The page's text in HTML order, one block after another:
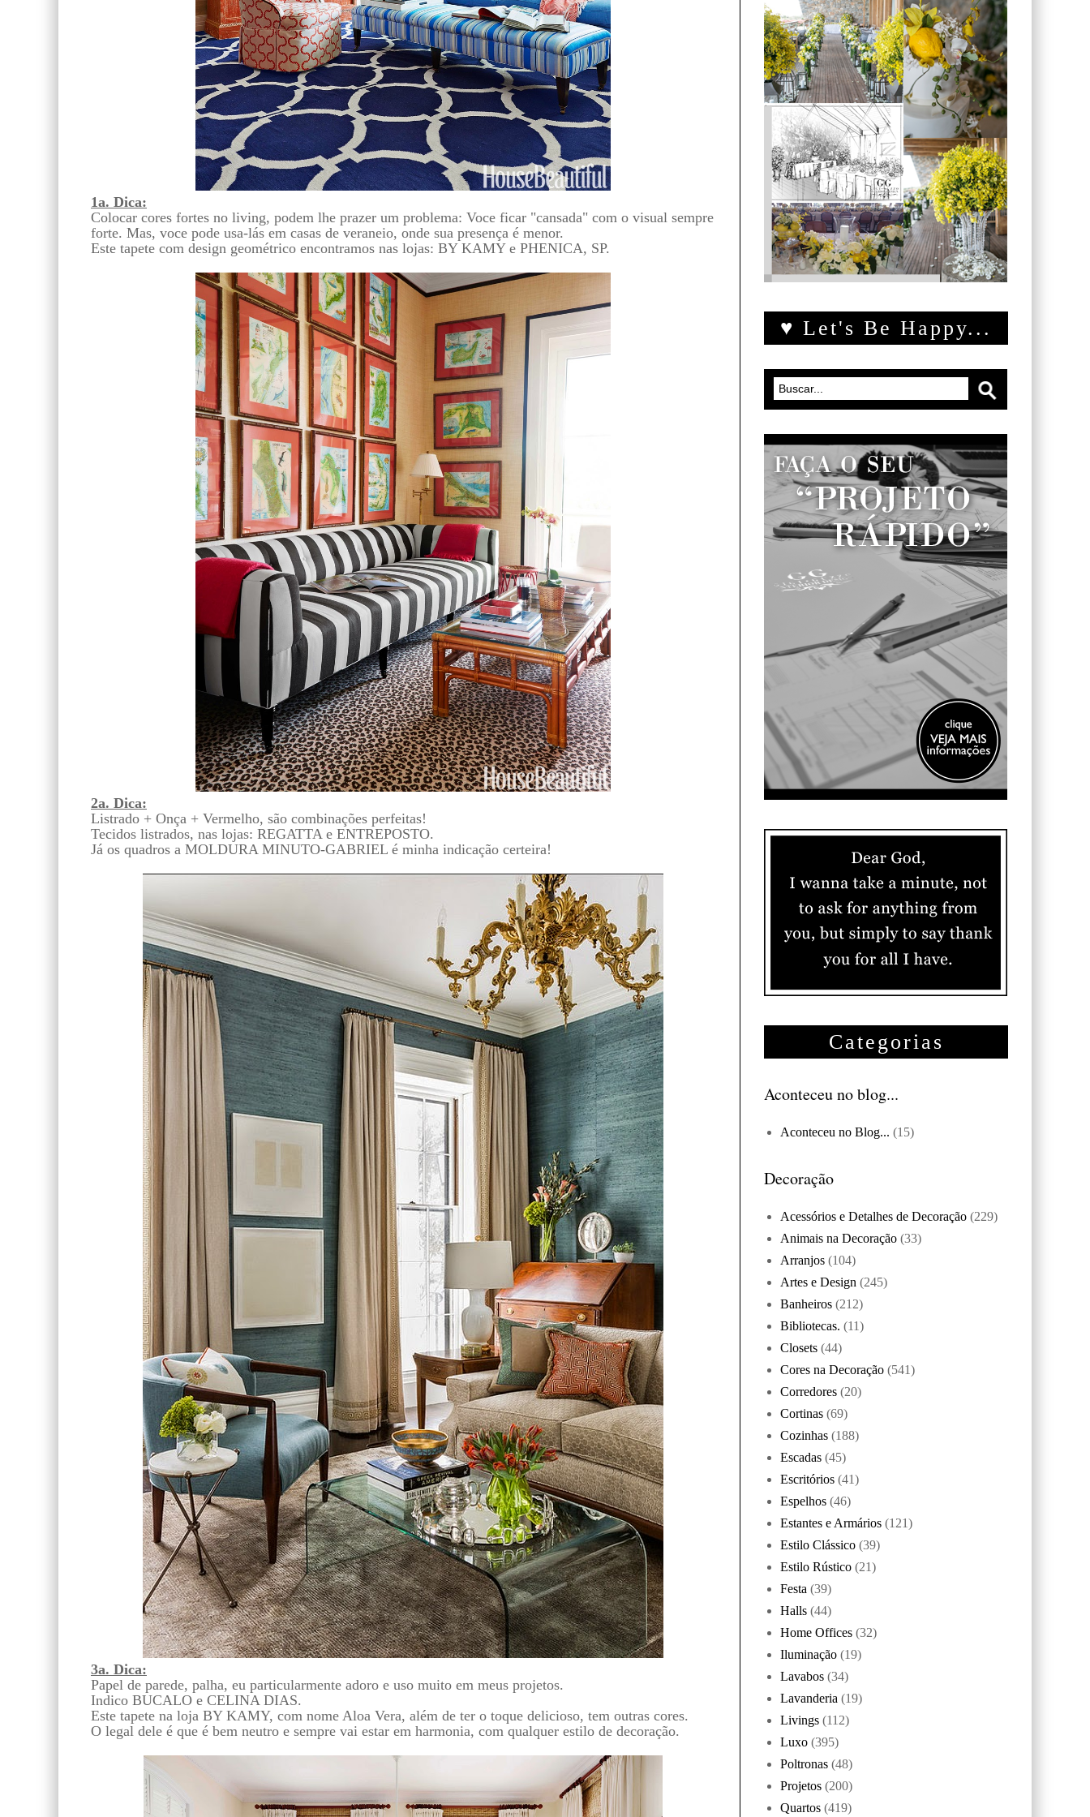
1a. Dica:
Colocar cores fortes no living, podem lhe prazer um problema: Voce ficar "cansada" com o visual sempre
forte. Mas, voce pode usa-lás em casas de veraneio, onde sua presença é menor.
Este tapete com design geométrico encontramos nas lojas: BY KAMY e PHENICA, SP.
2a. Dica:
Listrado + Onça + Vermelho, são combinações perfeitas!
Tecidos listrados, nas lojas: REGATTA e ENTREPOSTO.
Já os quadros a MOLDURA MINUTO-GABRIEL é minha indicação certeira!
3a. Dica:
Papel de parede, palha, eu particularmente adoro e uso muito em meus projetos.
Indico BUCALO e CELINA DIAS.
Este tapete na loja BY KAMY, com nome Aloa Vera, além de ter o toque delicioso, tem outras cores.
O legal dele é que é bem neutro e sempre vai estar em harmonia, com qualquer estilo de decoração.
♥ Let's Be Happy...
Categorias
Aconteceu no blog...
Aconteceu no Blog... (15)
Decoração
Acessórios e Detalhes de Decoração (229)
Animais na Decoração (33)
Arranjos (104)
Artes e Design (245)
Banheiros (212)
Bibliotecas. (11)
Closets (44)
Cores na Decoração (541)
Corredores (20)
Cortinas (69)
Cozinhas (188)
Escadas (45)
Escritórios (41)
Espelhos (46)
Estantes e Armários (121)
Estilo Clássico (39)
Estilo Rústico (21)
Festa (39)
Halls (44)
Home Offices (32)
Iluminação (19)
Lavabos (34)
Lavanderia (19)
Livings (112)
Luxo (395)
Poltronas (48)
Projetos (200)
Quartos (419)